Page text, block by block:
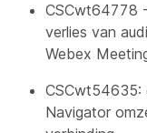
CSCwt64778
verlies van
Webex
CSCwt54635:
Navigator